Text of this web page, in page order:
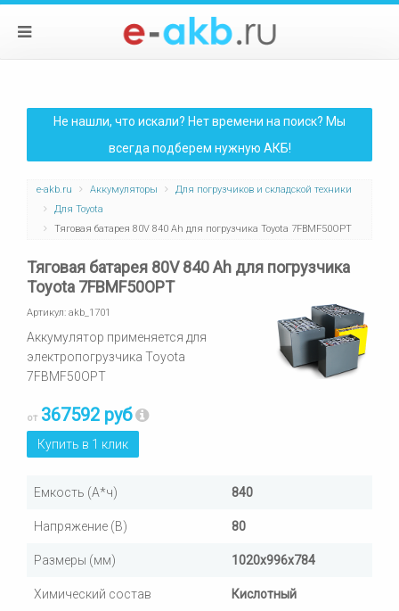
Не нашли, что искали? Нет времени на поиск? Мы
всегда подберем нужную АКБ!
e-akb.ru Аккумуляторы
Для погрузчиков и складской техники
Для Toyota
Тяговая батарея 80V 840 Ah для погрузчика Toyota 7FBMF50OPT
Тяговая батарея 80V 840 Ah для погрузчика
Toyota 7FBMF50OPT
Артикул: akb_1701
Аккумулятор применяется для
электропогрузчика Toyota
7FBMF50OPT
от 367592 руб
Купить в 1 клик
Емкость (А*ч) 840
Напряжение (В) 80
Размеры (мм) 1020х996х784
Химический состав Кислотный